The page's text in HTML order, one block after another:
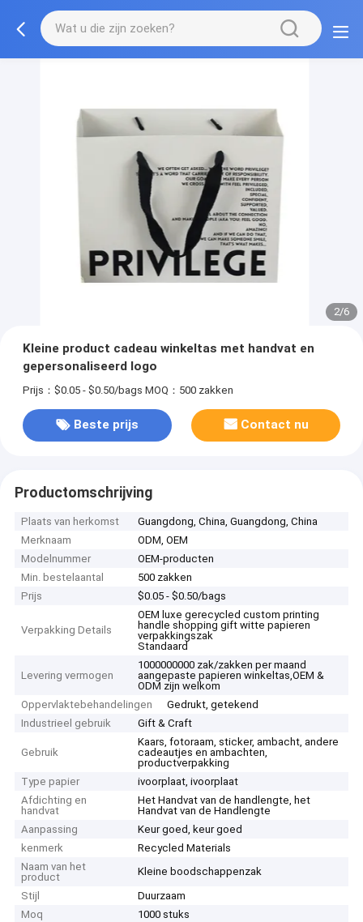
3/6
Kleine product cadeau winkeltas met handvat en
gepersonaliseerd logo
Prijs：$0.05 - $0.50/bags MOQ：500 zakken
Beste prijs Contact nu
Productomschrijving
Plaats van herkomst
Guangdong, China, Guangdong, China
Merknaam
ODM, OEM
Modelnummer
OEM-producten
Min. bestelaantal
500 zakken
Prijs
$0.05 - $0.50/bags
Verpakking Details
OEM luxe gerecycled custom printing
handle shopping gift witte papieren
verpakkingszak
Standaard
Levering vermogen
1000000000 zak/zakken per maand
aangepaste papieren winkeltas,OEM &
ODM zijn welkom
Oppervlaktebehandelingen
Gedrukt, getekend
Industrieel gebruik
Gift & Craft
Gebruik
Kaars, fotoraam, sticker, ambacht, andere
cadeautjes en ambachten,
productverpakking
Type papier
ivoorplaat, ivoorplaat
Afdichting en
handvat
Het Handvat van de handlengte, het
Handvat van de Handlengte
Aanpassing
Keur goed, keur goed
kenmerk
Recycled Materials
Naam van het
product
Kleine boodschappenzak
Stijl
Duurzaam
Moq
1000 stuks